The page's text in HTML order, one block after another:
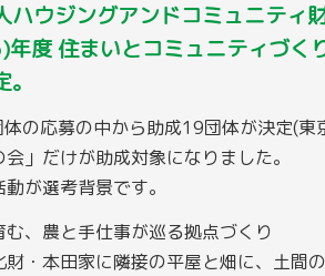
ハウジングアンドコミュニティ
年度 住まいとコミュニティづく
の応募の中から助成19団体が決定(東
会」だけが助成対象になりました。
が選考背景です。
、農と手仕事が巡る拠点づくり
・本田家に隣接の平屋と畑に、土間